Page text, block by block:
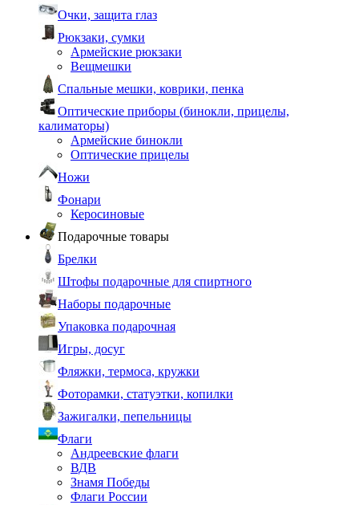
Очки, защита глаз
Рюкзаки, сумки
Армейские рюкзаки
Вещмешки
Спальные мешки, коврики, пенка
Оптические приборы (бинокли, прицелы,
калиматоры)
Армейские бинокли
Оптические прицелы
Ножи
Фонари
Керосиновые
Подарочные товары
Брелки
Штофы подарочные для спиртного
Наборы подарочные
Упаковка подарочная
Игры, досуг
Фляжки, термоса, кружки
Фоторамки, статуэтки, копилки
Зажигалки, пепельницы
Флаги
Андреевские флаги
ВДВ
Знамя Победы
Флаги России